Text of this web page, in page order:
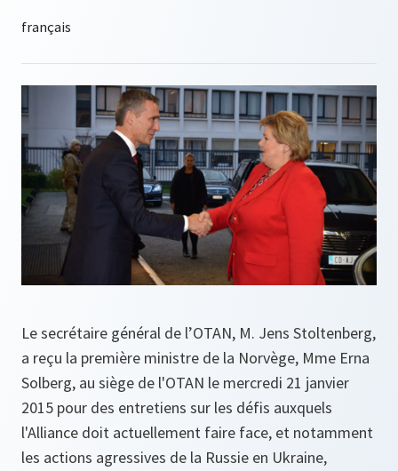
Le secrétaire général de l’OTAN, M. Jens Stoltenberg,
a reçu la première ministre de la Norvège, Mme Erna
Solberg, au siège de l'OTAN le mercredi 21 janvier
2015 pour des entretiens sur les défis auxquels
l'Alliance doit actuellement faire face, et notamment
les actions agressives de la Russie en Ukraine,